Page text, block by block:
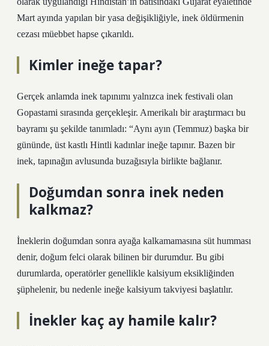
Mart ayında yapılan bir yasa değişikliğiyle, inek öldürmenin
cezası müebbet hapse çıkarıldı.
Kimler ineğe tapar?
Gerçek anlamda inek tapınımı yalnızca inek festivali olan
Gopastami sırasında gerçekleşir. Amerikalı bir araştırmacı bu
bayramı şu şekilde tanımladı: “Aynı ayın (Temmuz) başka bir
gününde, üst kastlı Hintli kadınlar ineğe tapınır. Bazen bir
inek, tapınağın avlusunda buzağısıyla birlikte bağlanır.
Doğumdan sonra inek neden
kalkmaz?
İneklerin doğumdan sonra ayağa kalkamamasına süt humması
denir, doğum felci olarak bilinen bir durumdur. Bu gibi
durumlarda, operatörler genellikle kalsiyum eksikliğinden
şüphelenir, bu nedenle ineğe kalsiyum takviyesi başlatılır.
İnekler kaç ay hamile kalır?